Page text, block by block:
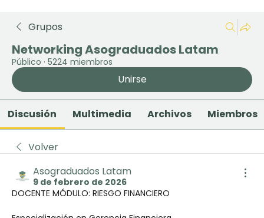
Grupos
Networking Asograduados Latam
Público · 5224 miembros
Unirse
Discusión Multimedia Archivos Miembros
Volver
Asograduados Latam
9 de febrero de 2026
DOCENTE MÓDULO: RIESGO FINANCIERO